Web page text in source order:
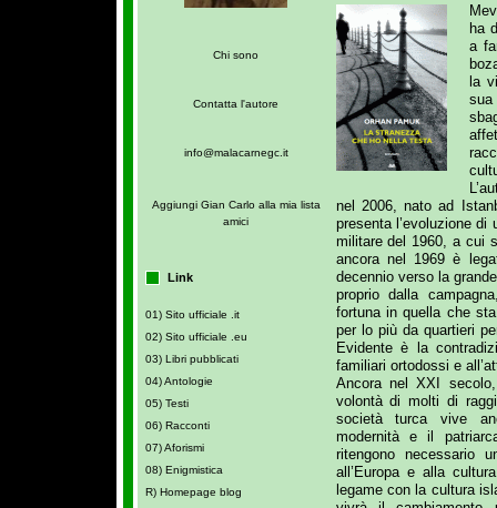
Chi sono
Contatta l'autore
info@malacarnegc.it
Aggiungi Gian Carlo alla mia lista
amici
Link
01) Sito ufficiale .it
02) Sito ufficiale .eu
03) Libri pubblicati
04) Antologie
05) Testi
06) Racconti
07) Aforismi
08) Enigmistica
R) Homepage blog
ha
a
la
nel 2006, nato ad
presenta l’evoluzione
militare del 1960, a cui
ancora nel 1969 è
decennio verso la
proprio dalla
fortuna in quella che
per lo più da quartieri
Evidente è la
familiari ortodossi e
Ancora nel XXI
volontà di molti di
società turca vive
modernità e il
ritengono necessario
all’Europa e alla
legame con la cultura